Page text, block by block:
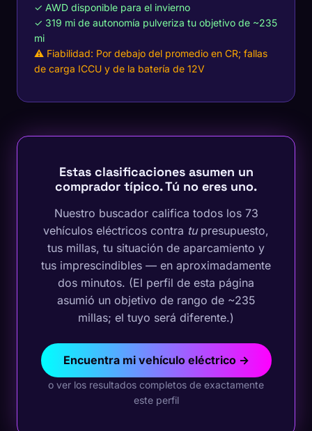
✓ AWD disponible para el invierno
✓ 319 mi de autonomía pulveriza tu objetivo de ~235
mi
⚠ Fiabilidad: Por debajo del promedio en CR; fallas
de carga ICCU y de la batería de 12V
Estas clasificaciones asumen un
comprador típico. Tú no eres uno.
Nuestro buscador califica todos los 73
vehículos eléctricos contra tupresupuesto,
tus millas, tu situación de aparcamiento y
tus imprescindibles — en aproximadamente
dos minutos. (El perfil de esta página
asumió un objetivo de rango de ~235
millas; el tuyo será diferente.)
Encuentra mi vehículo eléctrico →
o ver los resultados completos de exactamente
este perfil